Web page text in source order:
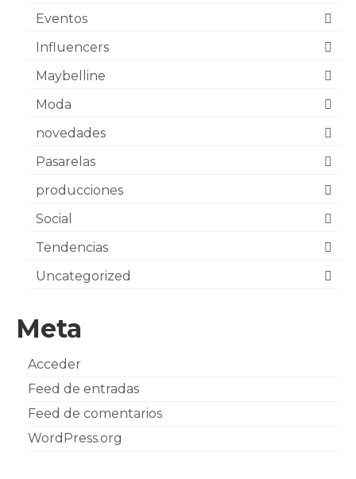
Eventos
Influencers
Maybelline
Moda
novedades
Pasarelas
producciones
Social
Tendencias
Uncategorized
Meta
Acceder
Feed de entradas
Feed de comentarios
WordPress.org